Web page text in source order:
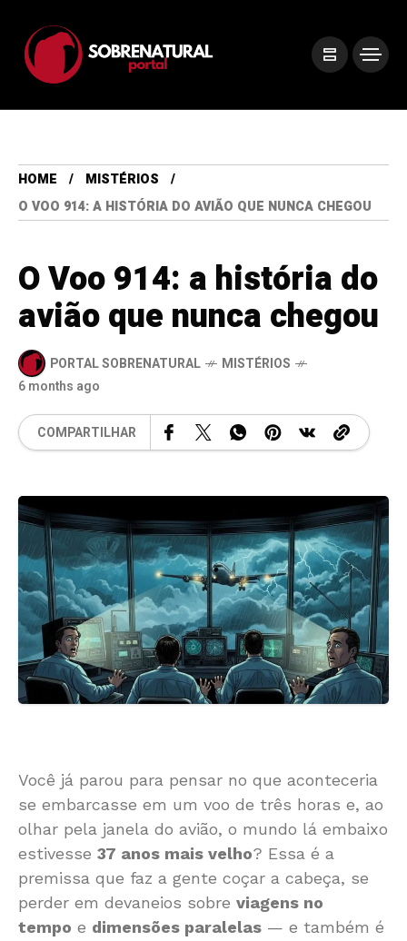
HOME
MISTÉRIOS
O VOO 914: A HISTÓRIA DO AVIÃO QUE NUNCA CHEGOU
O Voo 914: a história do
avião que nunca chegou
PORTAL SOBRENATURAL
MISTÉRIOS
6 months ago
COMPARTILHAR
Você já parou para pensar no que aconteceria
se embarcasse em um voo de três horas e, ao
olhar pela janela do avião, o mundo lá embaixo
estivesse 37 anos mais velho? Essa é a
premissa que faz a gente coçar a cabeça, se
perder em devaneios sobre viagens no
tempo e dimensões paralelas — e também é